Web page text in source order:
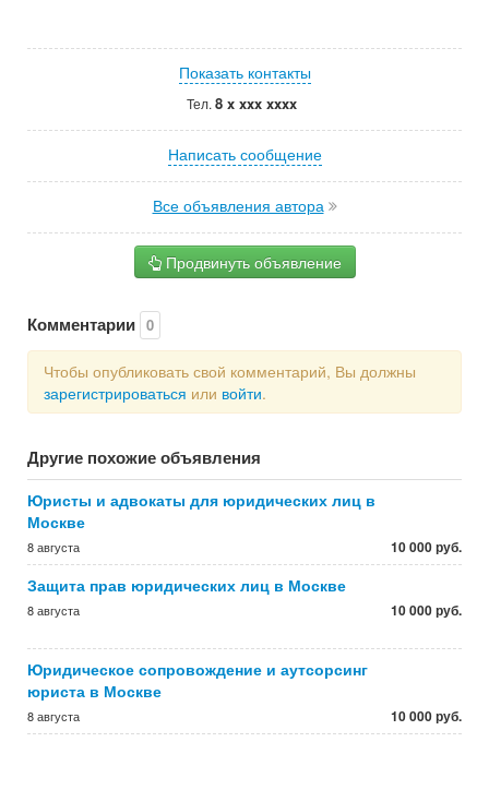
Показать контакты
Тел. 8 x xxx xxxx
Написать сообщение
Все объявления автора
Продвинуть объявление
Комментарии 0
Чтобы опубликовать свой комментарий, Вы должны
зарегистрироваться или войти.
Другие похожие объявления
Юристы и адвокаты для юридических лиц в
Москве
8 августа 10 000 руб.
Защита прав юридических лиц в Москве
8 августа 10 000 руб.
Юридическое сопровождение и аутсорсинг
юриста в Москве
8 августа 10 000 руб.